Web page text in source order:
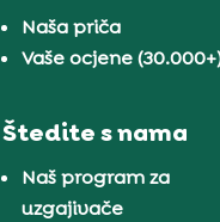
Naša priča
Vaše ocjene
Štedite s nama
Naš program za
uzgajivače